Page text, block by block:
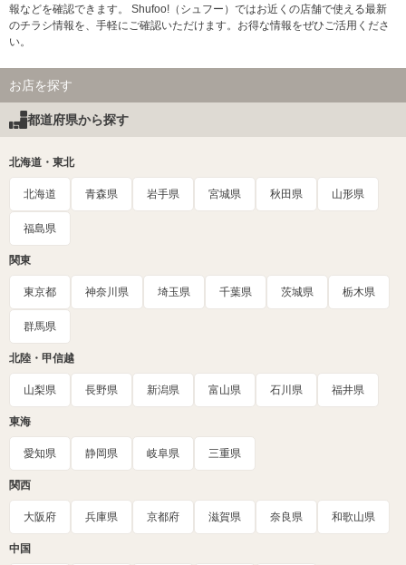
報などを確認できます。 Shufoo!（シュフー）ではお近くの店舗で使える最新
のチラシ情報を、手軽にご確認いただけます。お得な情報をぜひご活用くださ
い。
お店を探す
都道府県から探す
北海道・東北
北海道 青森県 岩手県 宮城県 秋田県 山形県
福島県
関東
東京都 神奈川県 埼玉県 千葉県 茨城県 栃木県
群馬県
北陸・甲信越
山梨県 長野県 新潟県 富山県 石川県 福井県
東海
愛知県 静岡県 岐阜県 三重県
関西
大阪府 兵庫県 京都府 滋賀県 奈良県 和歌山県
中国